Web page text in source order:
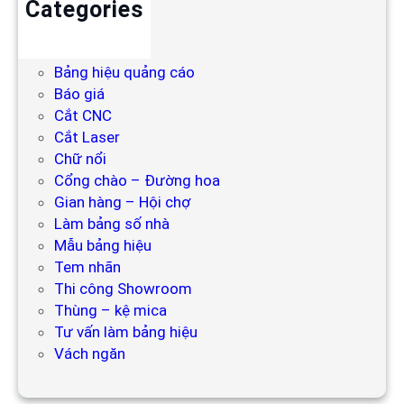
Categories
Bảng hiệu quảng cáo
Báo giá
Cắt CNC
Cắt Laser
Chữ nổi
Cổng chào – Đường hoa
Gian hàng – Hội chợ
Làm bảng số nhà
Mẫu bảng hiệu
Tem nhãn
Thi công Showroom
Thùng – kệ mica
Tư vấn làm bảng hiệu
Vách ngăn